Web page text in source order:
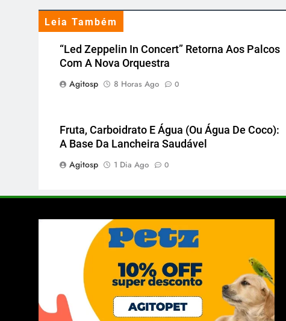
Leia Também
“Led Zeppelin In Concert” Retorna Aos Palcos
Com A Nova Orquestra
Agitosp
8 Horas Ago 0
Fruta, Carboidrato E Água (ou Água De Coco):
A Base Da Lancheira Saudável
Agitosp
1 Dia Ago 0